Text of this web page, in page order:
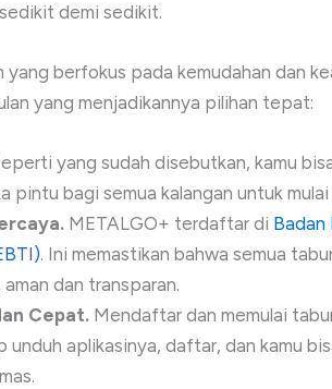
demi sedikit.
berfokus pada kemudahan dan
yang menjadikannya pilihan tepat:
yang sudah disebutkan, kamu
pintu bagi semua kalangan untuk mulai
METALGO+ terdaftar di Badan
. Ini memastikan bahwa semua
dan transparan.
Cepat. Mendaftar dan memulai
unduh aplikasinya, daftar, dan kamu